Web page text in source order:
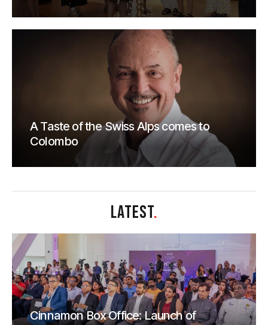
A Taste of the Swiss Alps comes to
Colombo
LATEST.
Cinnamon Box Office: Launch of